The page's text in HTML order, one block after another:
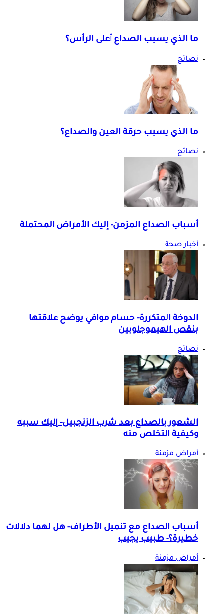
ما الذي يسبب الصداع أعلى الرأس؟
نصائح
ما الذي يسبب حرقة العين والصداع؟
نصائح
أسباب الصداع المزمن- إليك الأمراض المحتملة
أخبار صحة
الدوخة المتكررة- حسام موافي يوضح علاقتها
بنقص الهيموجلوبين
نصائح
الشعور بالصداع بعد شرب الزنجبيل- إليك سببه
وكيفية التخلص منه
أمراض مزمنة
أسباب الصداع مع تنميل الأطراف- هل لهما دلالات
خطيرة؟- طبيب يجيب
أمراض مزمنة